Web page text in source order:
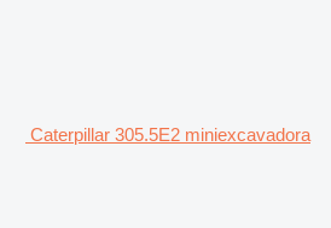
Caterpillar 305.5E2 miniexcavadora